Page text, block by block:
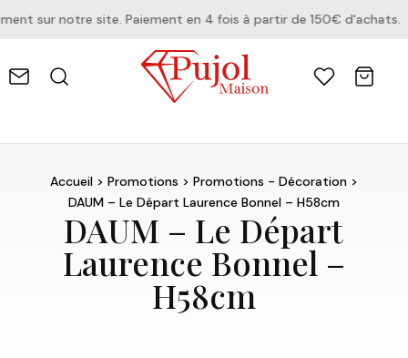
sur notre site. Paiement en 4 fois à partir de 150€ d'achats.
Accueil> Promotions > Promotions - Décoration>
DAUM – Le Départ Laurence Bonnel – H58cm
DAUM – Le Départ
Laurence Bonnel –
H58cm